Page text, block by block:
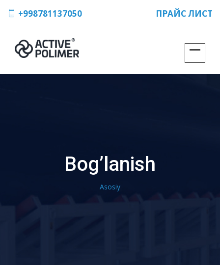
+998781137050 ПРАЙС ЛИСТ
Bog’lanish
Asosiy